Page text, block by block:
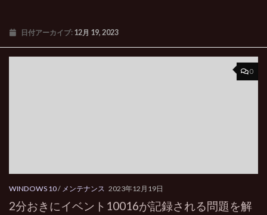
日付アーカイブ: 12月 19, 2023
0
WINDOWS 10/ メンテナンス 2023年12月19日
2分おきにイベント10016が記録される問題を解